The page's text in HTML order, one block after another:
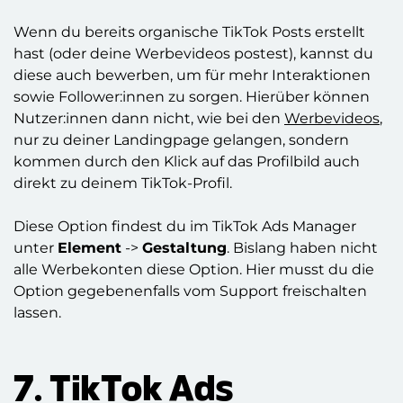
Wenn du bereits organische TikTok Posts erstellt
hast (oder deine Werbevideos postest), kannst du
diese auch bewerben, um für mehr Interaktionen
sowie Follower:innen zu sorgen. Hierüber können
Nutzer:innen dann nicht, wie bei den Werbevideos,
nur zu deiner Landingpage gelangen, sondern
kommen durch den Klick auf das Profilbild auch
direkt zu deinem TikTok-Profil.
Diese Option findest du im TikTok Ads Manager
unter Element -> Gestaltung. Bislang haben nicht
alle Werbekonten diese Option. Hier musst du die
Option gegebenenfalls vom Support freischalten
lassen.
7. TikTok Ads